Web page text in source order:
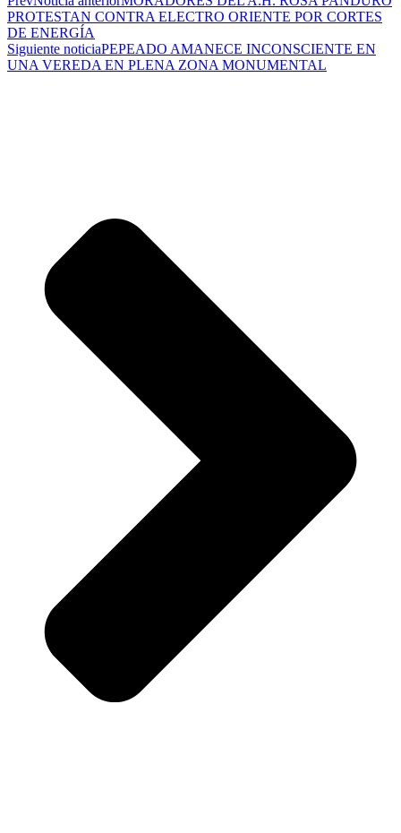
PROTESTAN CONTRA ELECTRO ORIENTE POR CORTES
DE ENERGÍA
Siguiente noticiaPEPEADO AMANECE INCONSCIENTE EN
UNA VEREDA EN PLENA ZONA MONUMENTAL